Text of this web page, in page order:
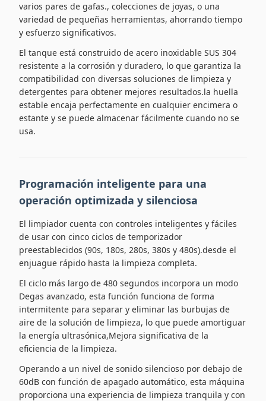
varios pares de gafas., colecciones de joyas, o una
variedad de pequeñas herramientas, ahorrando tiempo
y esfuerzo significativos.
El tanque está construido de acero inoxidable SUS 304
resistente a la corrosión y duradero, lo que garantiza la
compatibilidad con diversas soluciones de limpieza y
detergentes para obtener mejores resultados.la huella
estable encaja perfectamente en cualquier encimera o
estante y se puede almacenar fácilmente cuando no se
usa.
Programación inteligente para una
operación optimizada y silenciosa
El limpiador cuenta con controles inteligentes y fáciles
de usar con cinco ciclos de temporizador
preestablecidos (90s, 180s, 280s, 380s y 480s).desde el
enjuague rápido hasta la limpieza completa.
El ciclo más largo de 480 segundos incorpora un modo
Degas avanzado, esta función funciona de forma
intermitente para separar y eliminar las burbujas de
aire de la solución de limpieza, lo que puede amortiguar
la energía ultrasónica,Mejora significativa de la
eficiencia de la limpieza.
Operando a un nivel de sonido silencioso por debajo de
60dB con función de apagado automático, esta máquina
proporciona una experiencia de limpieza tranquila y con